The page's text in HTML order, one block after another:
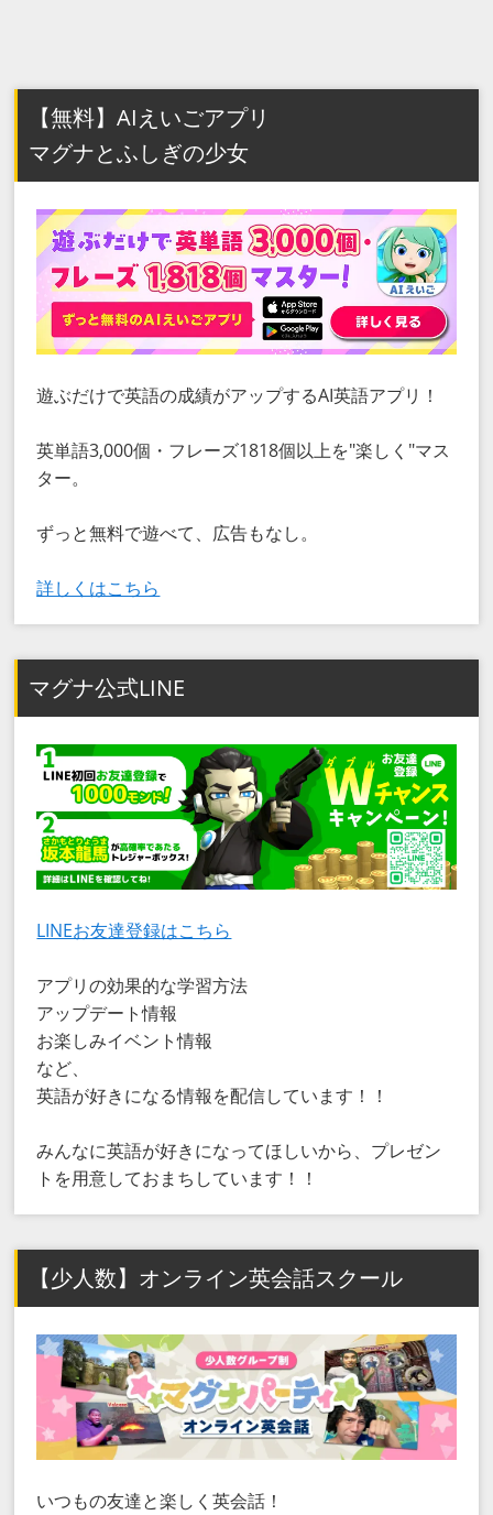
【無料】AIえいごアプリ
マグナとふしぎの少女
遊ぶだけで英語の成績がアップするAI英語アプリ！
英単語3,000個・フレーズ1818個以上を"楽しく"マス
ター。
ずっと無料で遊べて、広告もなし。
詳しくはこちら
マグナ公式LINE
LINEお友達登録はこちら
アプリの効果的な学習方法
アップデート情報
お楽しみイベント情報
など、
英語が好きになる情報を配信しています！！
みんなに英語が好きになってほしいから、プレゼン
トを用意しておまちしています！！
【少人数】オンライン英会話スクール
いつもの友達と楽しく英会話！